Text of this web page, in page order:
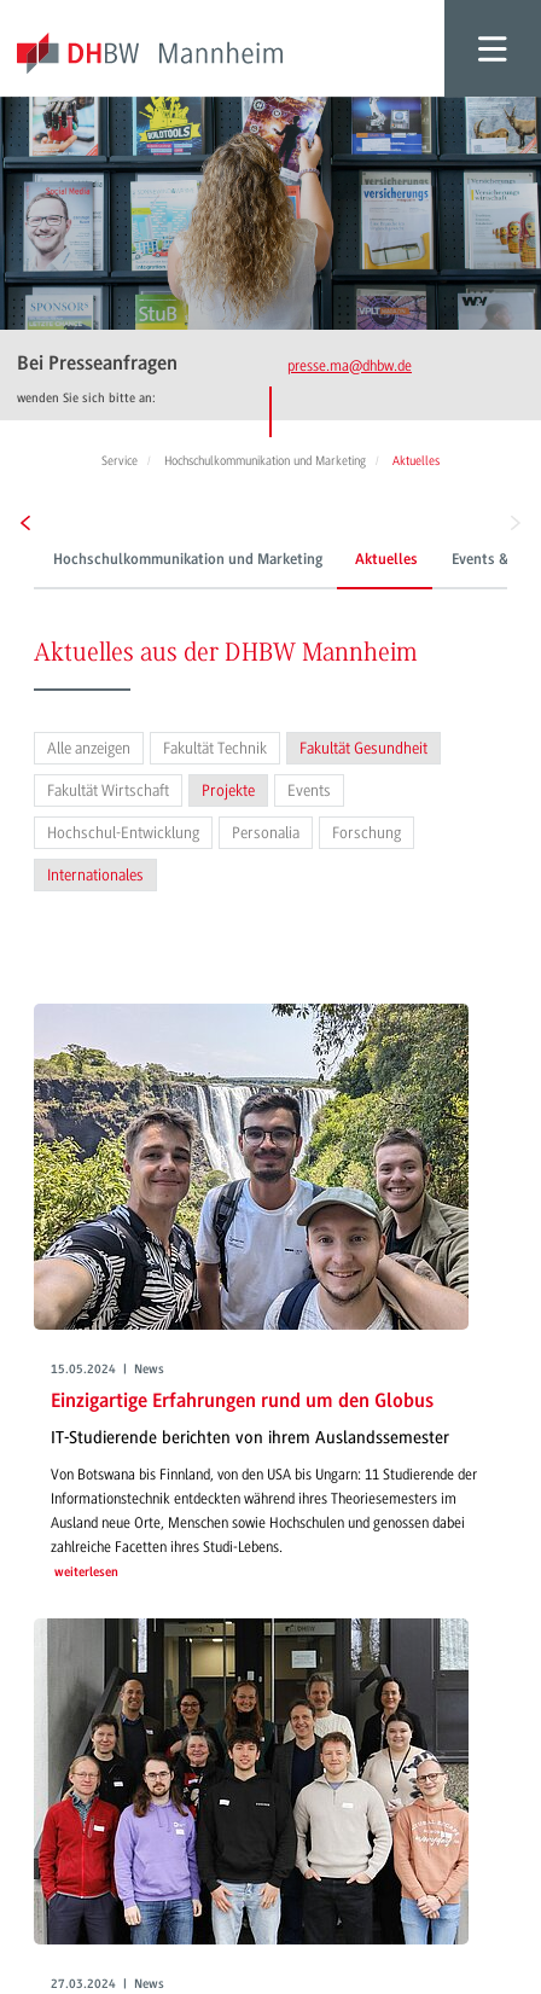
Bei Presseanfragen
wenden Sie sich bitte an:
presse.ma@dhbw.de
Service Hochschulkommunikation und Marketing Aktuelles
Hochschulkommunikation und Marketing Aktuelles Events &
Aktuelles aus der DHBW Mannheim
Alle anzeigen Fakultät Technik Fakultät Gesundheit
Fakultät Wirtschaft Projekte Events
Hochschul-Entwicklung Personalia Forschung
Internationales
15.05.2024 | News
Einzigartige Erfahrungen rund um den Globus
IT-Studierende berichten von ihrem Auslandssemester
Von Botswana bis Finnland, von den USA bis Ungarn: 11 Studierende der
Informationstechnik entdeckten während ihres Theoriesemesters im
Ausland neue Orte, Menschen sowie Hochschulen und genossen dabei
zahlreiche Facetten ihres Studi-Lebens.
weiterlesen
27.03.2024 | News